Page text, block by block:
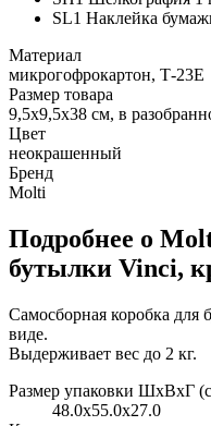
SL1 Наклейка
Материал
микрогофрокартон, Т-23Е
Размер товара
9,5x9,5x38 см, в
Цвет
неокрашенный
Бренд
Molti
Подробнее о
бутылки Vinci,
Самосборная коробка для
виде.
Выдерживает вес до 2 кг.
Размер упаковки ШxВxГ
48.0x55.0x27.0